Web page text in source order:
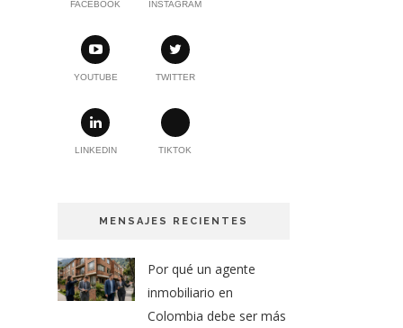
FACEBOOK INSTAGRAM
YOUTUBE TWITTER
LINKEDIN TIKTOK
MENSAJES RECIENTES
Por qué un agente
inmobiliario en
Colombia debe ser más